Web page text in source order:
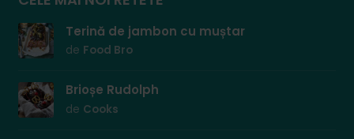
Terină de jambon cu muștar
de Food Bro
Brioșe Rudolph
de Cooks